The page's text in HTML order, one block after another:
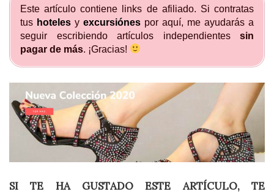
Este artículo contiene links de afiliado. Si contratas
tus hoteles y excursiónes por aquí, me ayudarás a
seguir escribiendo artículos independientes sin
pagar de más. ¡Gracias!
SI TE HA GUSTADO ESTE ARTÍCULO, TE